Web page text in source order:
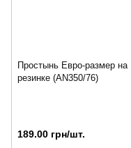
Простынь Евро-размер на
резинке (AN350/76)
189.00 грн/шт.